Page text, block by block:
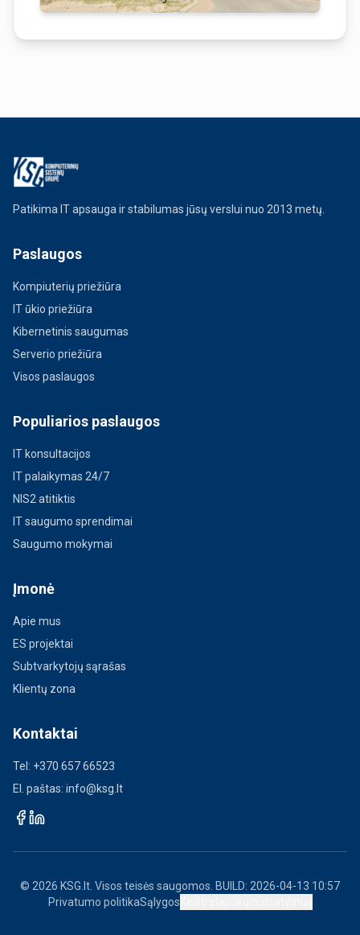
Patikima IT apsauga ir stabilumas jūsų verslui nuo 2013 metų.
Paslaugos
Kompiuterių priežiūra
IT ūkio priežiūra
Kibernetinis saugumas
Serverio priežiūra
Visos paslaugos
Populiarios paslaugos
IT konsultacijos
IT palaikymas 24/7
NIS2 atitiktis
IT saugumo sprendimai
Saugumo mokymai
Įmonė
Apie mus
ES projektai
Subtvarkytojų sąrašas
Klientų zona
Kontaktai
Tel: +370 657 66523
El. paštas: info@ksg.lt
© 2026 KSG.lt. Visos teisės saugomos. BUILD: 2026-04-13 10:57
Privatumo politikaSąlygos